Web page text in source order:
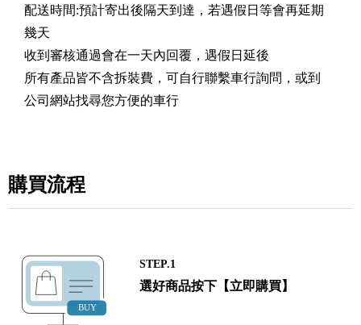
配送時間:預計寄出後隔天到達，若遇假日等會再延期
幾天
收到審核通過會在一天內回覆，遇假日延後
所有產品皆不含拆裝費，可自行聯繫車行詢問，或到
公司網站找尋您方便的車行
購買流程
STEP.1
選好商品按下【立即購買】